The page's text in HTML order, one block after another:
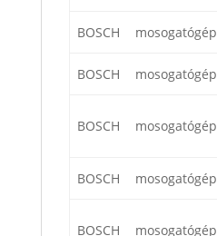
BOSCH mosogatógép
BOSCH mosogatógép
BOSCH mosogatógép
BOSCH mosogatógép
BOSCH mosogatógép